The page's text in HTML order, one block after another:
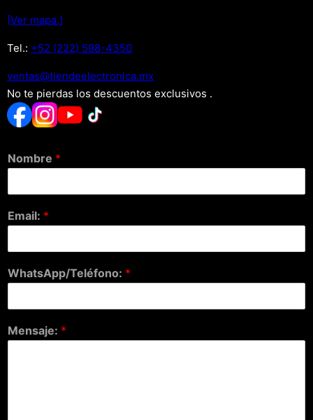
[Ver mapa.]
Tel.: +52 (222) 598-4350
xm.acinortceleedneit@satnev
No te pierdas los descuentos exclusivos .
Nombre *
Email: *
WhatsApp/Teléfono: *
Mensaje: *